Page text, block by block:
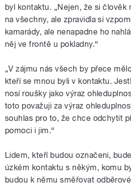
byl kontaktu. „Nejen, že si člověk
na všechny, ale zpravidla si
kamarády, ale nenapadne ho
něj ve frontě u pokladny.“
„V zájmu nás všech by přece
kteří se mnou byli v kontaktu.
nosí roušky jako výraz
toto považuji za výraz
souhlas pro to, že chce odchytit
pomoci i jim.“
Lidem, kteří budou označeni,
úzkém kontaktu s někým, komu
budou k němu směřovat